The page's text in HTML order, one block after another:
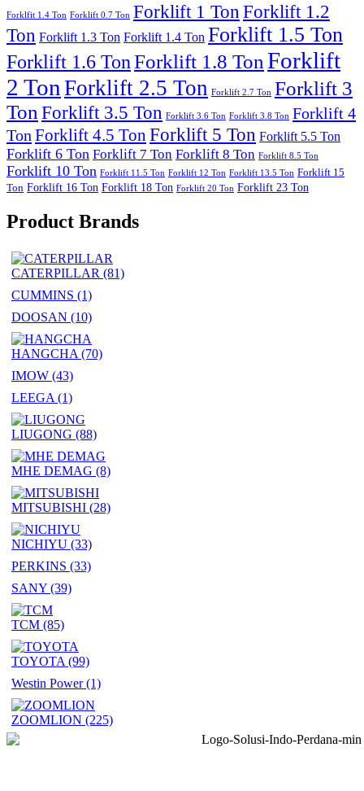
Forklfit 1.4 Ton Forklift 0.7 Ton Forklift 1 Ton Forklift 1.2
Ton Forklift 1.3 Ton Forklift 1.4 Ton Forklift 1.5 Ton
Forklift 1.6 TonForklift 1.8 Ton Forklift
2 Ton Forklift 2.5 Ton Forklift 2.7 Ton Forklift 3
Ton Forklift 3.5 Ton Forklift 3.6 Ton Forklift 3.8 Ton Forklift 4
Ton Forklift 4.5 Ton Forklift 5 Ton Forklift 5.5 Ton
Forklift 6 Ton Forklift 7 Ton Forklift 8 Ton Forklift 8.5 Ton
Forklift 10 Ton Forklift 11.5 Ton Forklift 12 Ton Forklift 13.5 Ton Forklift 15
Ton Forklift 16 Ton Forklift 18 Ton Forklift 20 Ton Forklift 23 Ton
Product Brands
CATERPILLAR (81)
CUMMINS (1)
DOOSAN (10)
HANGCHA (70)
IMOW (43)
LEEGA (1)
LIUGONG (88)
MHE DEMAG (8)
MITSUBISHI (28)
NICHIYU (33)
PERKINS (33)
SANY (39)
TCM (85)
TOYOTA (99)
Westin Power(1)
ZOOMLION (225)